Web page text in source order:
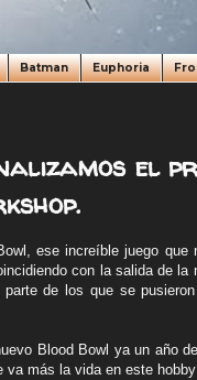
Batman Euphoria
el
ese increíble juego que
con la salida de la
de los que se
Blood Bowl ya un año
más la vida en este